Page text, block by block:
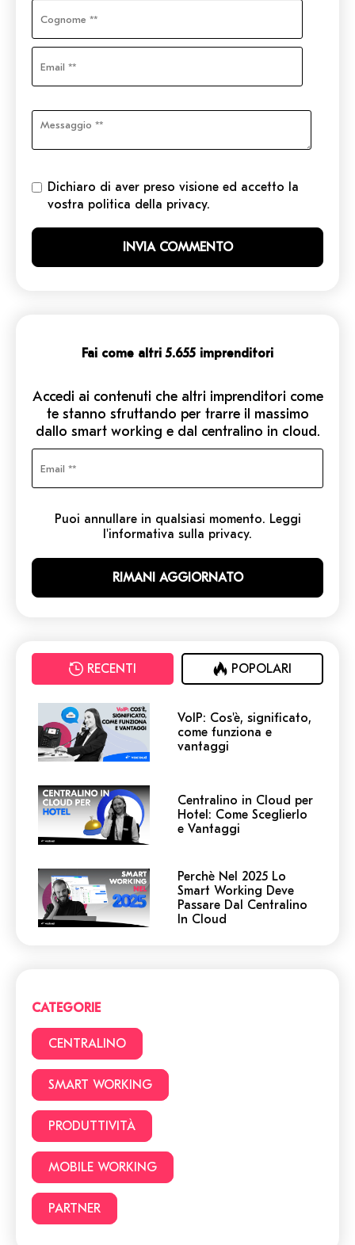
Dichiaro di aver preso visione ed accetto la
vostra politica della privacy.
Fai come altri 5.655 imprenditori
Accedi ai contenuti che altri imprenditori come
te stanno sfruttando per trarre il massimo
dallo smart working e dal centralino in cloud.
Puoi annullare in qualsiasi momento. Leggi
l'informativa sulla privacy.
RECENTI POPOLARI
VoIP: Cos'è, significato,
come funziona e
vantaggi
Centralino in Cloud per
Hotel: Come Sceglierlo
e Vantaggi
Perchè Nel 2025 Lo
Smart Working Deve
Passare Dal Centralino
In Cloud
CATEGORIE
CENTRALINO
SMART WORKING
PRODUTTIVITÀ
MOBILE WORKING
PARTNER